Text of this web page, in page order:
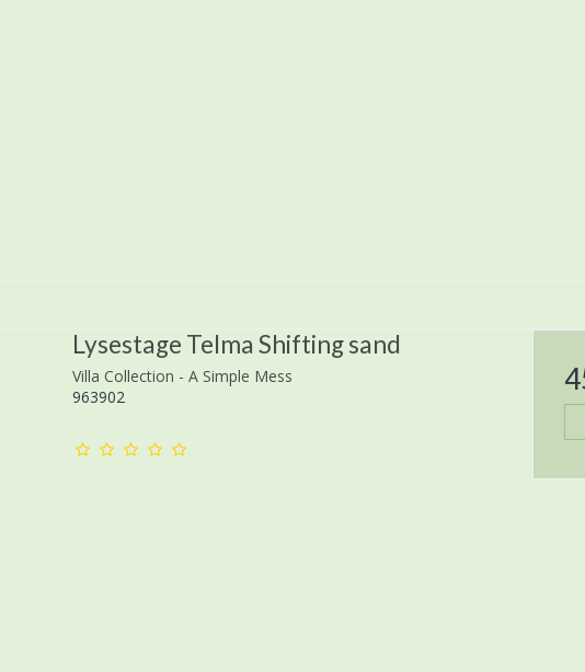
Lysestage Telma Shifting sand
Villa Collection - A Simple Mess
963902